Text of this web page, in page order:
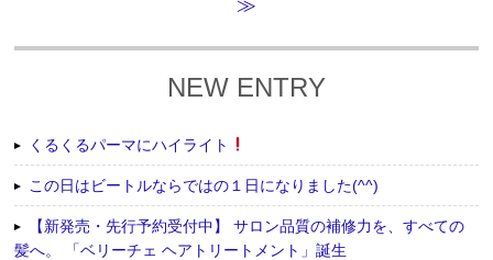
≫
NEW ENTRY
くるくるパーマにハイライト
この日はビートルならではの１日になりました(^^)
【新発売・先行予約受付中】 サロン品質の補修力を、すべての
髪へ。 「ベリーチェ ヘアトリートメント」誕生